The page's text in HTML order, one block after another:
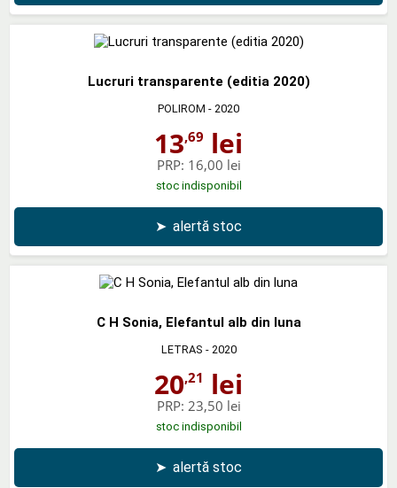
Lucruri transparente (editia 2020)
POLIROM - 2020
13,69 lei
PRP: 16,00 lei
stoc indisponibil
➤ alertă stoc
C H Sonia, Elefantul alb din luna
LETRAS - 2020
20,21 lei
PRP: 23,50 lei
stoc indisponibil
➤ alertă stoc